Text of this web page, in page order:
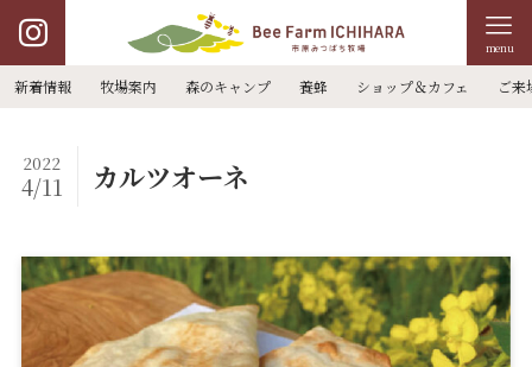
menu
新着情報 牧場案内 森のキャンプ 養蜂 ショップ＆カフェ ご来
カルツオーネ
2022
4/11